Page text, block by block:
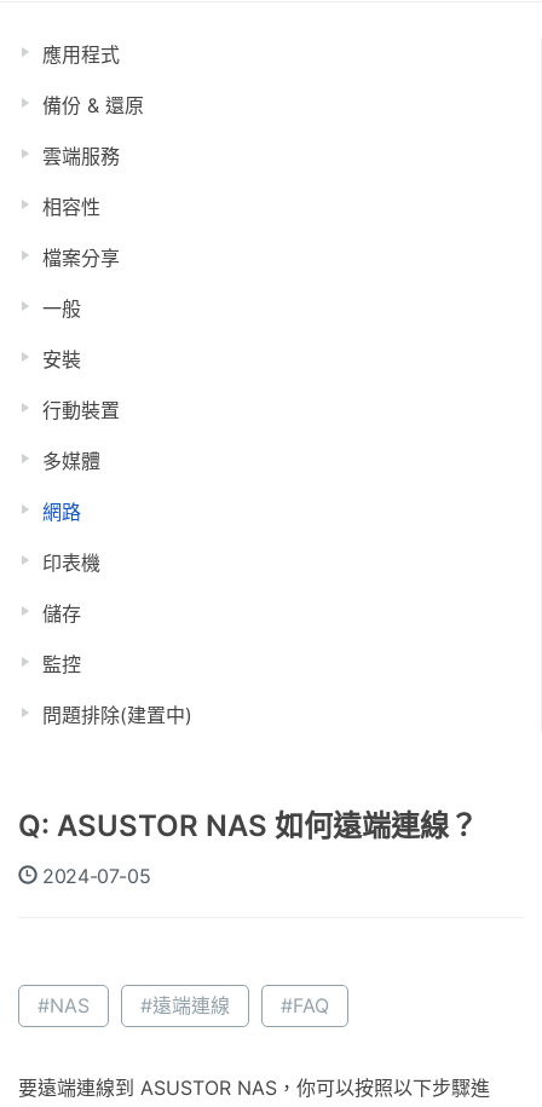
應用程式
備份 & 還原
雲端服務
相容性
檔案分享
一般
安裝
行動裝置
多媒體
網路
印表機
儲存
監控
問題排除(建置中)
Q: ASUSTOR NAS 如何遠端連線？
2024-07-05
#NAS #遠端連線 #FAQ
要遠端連線到 ASUSTOR NAS，你可以按照以下步驟進